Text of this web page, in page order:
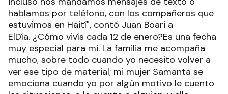
hablamos por teléfono, con los compañeros que
estuvimos en Haití", contó Juan Boari a
ElDía. ¿Cómo vivís cada 12 de enero?Es una fecha
muy especial para mi. La familia me acompaña
mucho, sobre todo cuando yo necesito volver a
ver ese tipo de material; mi mujer Samanta se
emociona cuando yo por algún motivo le cuento